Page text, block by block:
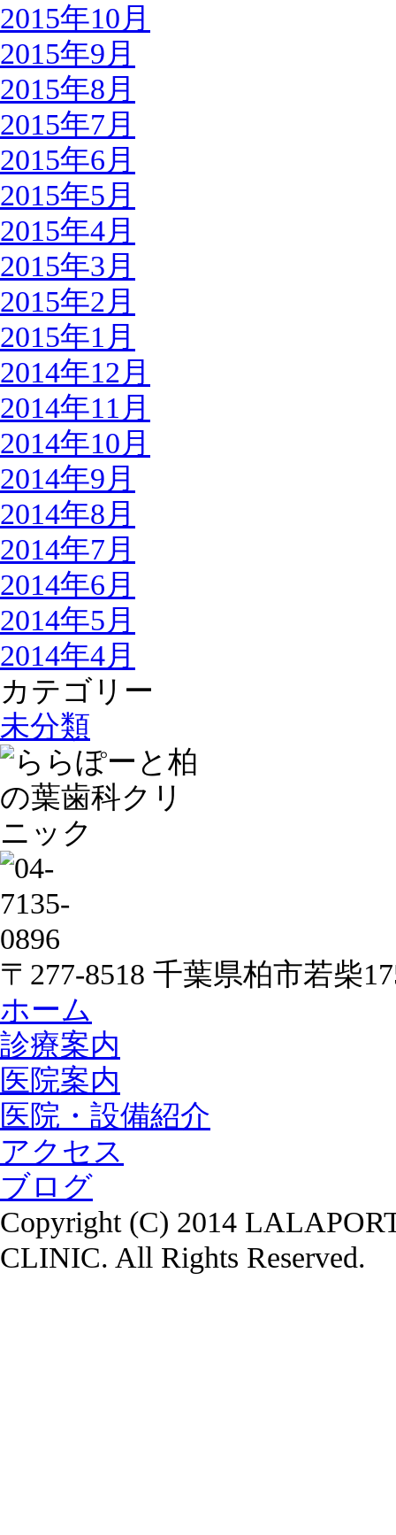
2015年10月
2015年9月
2015年8月
2015年7月
2015年6月
2015年5月
2015年4月
2015年3月
2015年2月
2015年1月
2014年12月
2014年11月
2014年10月
2014年9月
2014年8月
2014年7月
2014年6月
2014年5月
2014年4月
カテゴリー
未分類
〒277-8518 千葉県柏市若柴
ホーム
診療案内
医院案内
医院・設備紹介
アクセス
ブログ
Copyright (C) 2014
CLINIC. All Rights Reserved.